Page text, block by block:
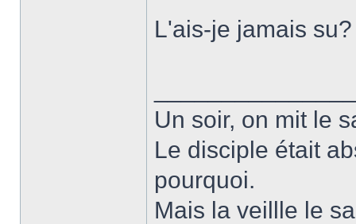
L'ais-je jamais su?
Un soir, on mit le
Le disciple était
pourquoi.
Mais la veillle le